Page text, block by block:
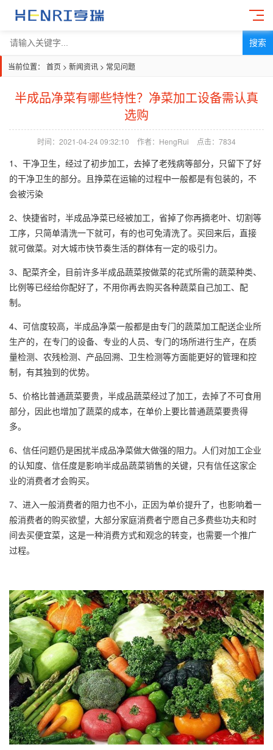
搜索
当前位置： 首页 > 新闻资讯 > 常见问题
半成品净菜有哪些特性？净菜加工设备需认真
选购
时间：2021-04-24 09:32:10 作者：HengRui 点击： 7834
1、干净卫生，经过了初步加工，去掉了老残病等部分，只留下了好
的干净卫生的部分。且挣菜在运输的过程中一般都是有包装的，不
会被污染
2、快捷省时，半成品净菜已经被加工，省掉了你再摘老叶、切割等
工序，只简单清洗一下就可，有的也可免清洗了。买回来后，直接
就可做菜。对大城市快节奏生活的群体有一定的吸引力。
3、配菜齐全，目前许多半成品蔬菜按做菜的花式所需的蔬菜种类、
比例等已经给你配好了，不用你再去购买各种蔬菜自己加工、配
制。
4、可信度较高，半成品净菜一般都是由专门的蔬菜加工配送企业所
生产的，在专门的设备、专业的人员、专门的场所进行生产，在质
量检测、农残检测、产品回溯、卫生检测等方面能更好的管理和控
制，有其独到的优势。
5、价格比普通蔬菜要贵，半成品蔬菜经过了加工，去掉了不可食用
部分，因此也增加了蔬菜的成本，在单价上要比普通蔬菜要贵得
多。
6、信任问题仍是困扰半成品净菜做大做强的阻力。人们对加工企业
的认知度、信任度是影响半成品蔬菜销售的关键，只有信任这家企
业的消费者才会购买。
7、进入一般消费者的阻力也不小，正因为单价提升了，也影响着一
般消费者的购买欲望，大部分家庭消费者宁愿自己多费些功夫和时
间去买便宜菜，这是一种消费方式和观念的转变，也需要一个推广
过程。